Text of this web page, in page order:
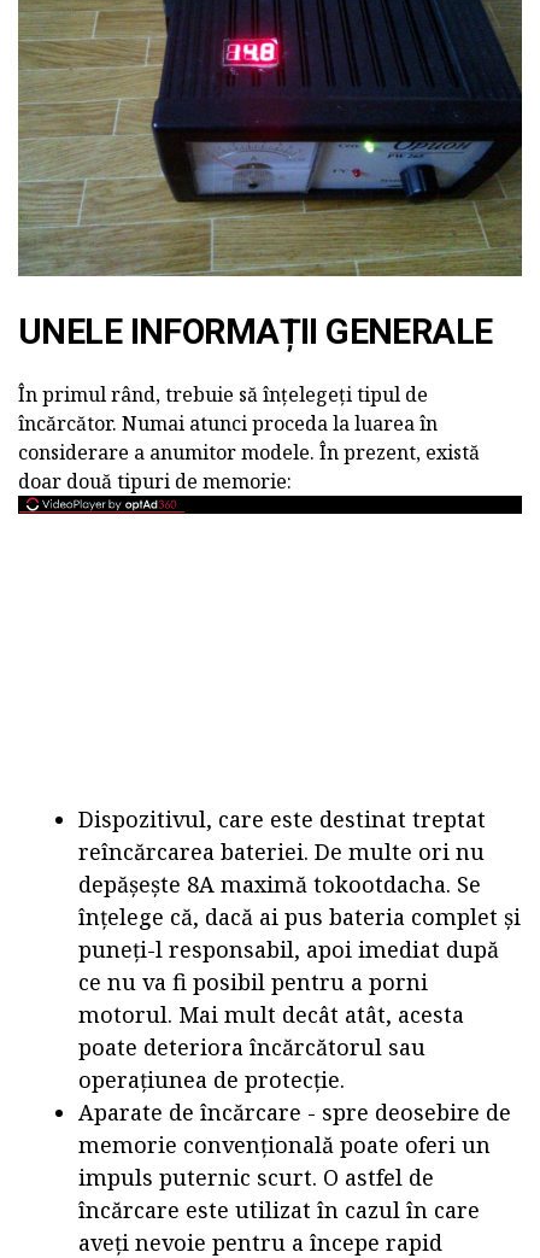
UNELE INFORMAȚII GENERALE
În primul rând, trebuie să înțelegeți tipul de
încărcător. Numai atunci proceda la luarea în
considerare a anumitor modele. În prezent, există
doar două tipuri de memorie:
Dispozitivul, care este destinat treptat
reîncărcarea bateriei. De multe ori nu
depășește 8A maximă tokootdacha. Se
înțelege că, dacă ai pus bateria complet și
puneți-l responsabil, apoi imediat după
ce nu va fi posibil pentru a porni
motorul. Mai mult decât atât, acesta
poate deteriora încărcătorul sau
operațiunea de protecție.
Aparate de încărcare - spre deosebire de
memorie convențională poate oferi un
impuls puternic scurt. O astfel de
încărcare este utilizat în cazul în care
aveți nevoie pentru a începe rapid